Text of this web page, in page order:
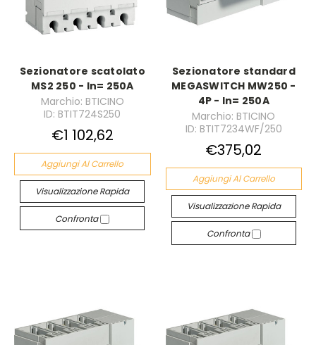
Sezionatore scatolato
MS2 250 - In= 250A
Marchio: BTICINO
ID: BTIT724S250
€1 102,62
Aggiungi Al Carrello
Visualizzazione Rapida
Confronta
Sezionatore standard
MEGASWITCH MW250 -
4P - In= 250A
Marchio: BTICINO
ID: BTIT7234WF/250
€375,02
Aggiungi Al Carrello
Visualizzazione Rapida
Confronta